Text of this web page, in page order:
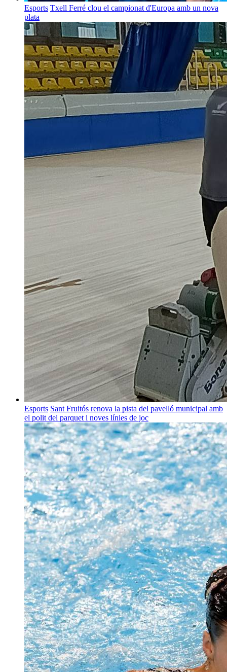
Esports Txell Ferré clou el campionat d'Europa amb un nova
plata
Esports Sant Fruitós renova la pista del pavelló municipal amb
el polit del parquet i noves línies de joc